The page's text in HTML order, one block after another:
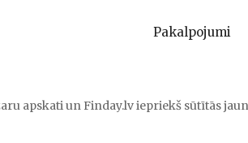
Pakalpojumi
apskati un Finday.lv iepriekš sūtītās